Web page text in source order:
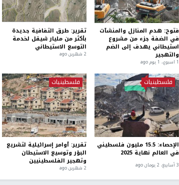
فتوح: هدم المنازل والمنشآت
في الضفة جزء من مشروع
استيطاني يهدف إلى الضم
والتهجير
1 اسبوع.، 1 يوم ago
تقرير: طرق التفافية جديدة
بأكثر من مليار شيقل لخدمة
التوسع الاستيطاني
2 شهرين ago
فلسطينيات
الإحصاء: 15.5 مليون فلسطيني
في العالم نهاية 2025
3 أسابيع، 2 يومان ago
فلسطينيات
تقرير: أوامر إسرائيلية لتشريع
البؤر وتوسيع الاستيطان
وتهجير الفلسطينيين
2 شهرين ago